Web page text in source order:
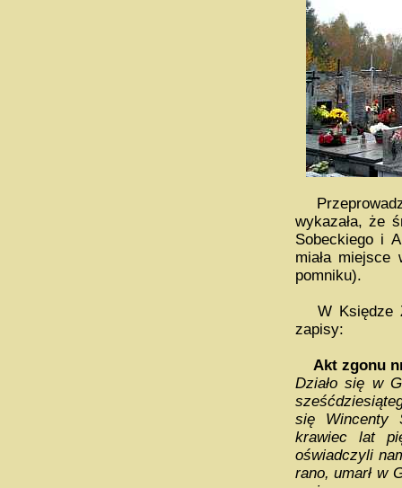
wykazała, że
Sobeckiego i
miała
pomniku).
W Księdze
zapisy:
Akt zgonu
Działo się w
się Wincenty
krawiec lat
oświadczyli
rano, umarł w